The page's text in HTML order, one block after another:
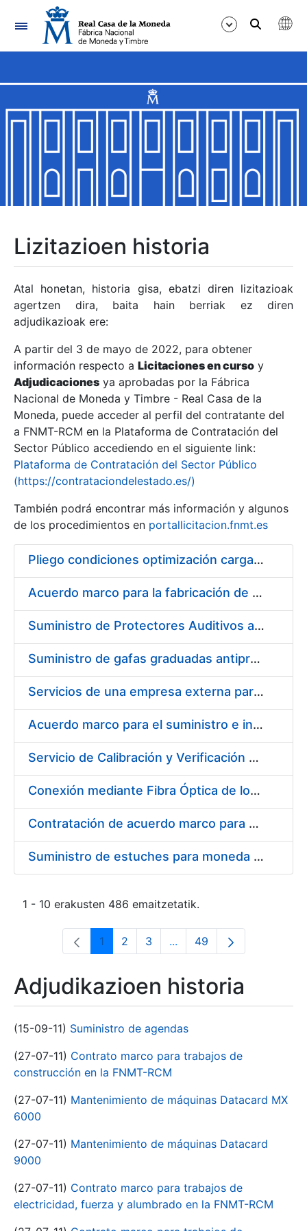
Nabigazioa
Erakutsi/Ezkutatu
Erakutsi/Ezkutatu
Erakutsi/Ezkutatu
Erakutsi/Ezkutatu
Erakutsi/Ezkutatu
Erakutsi/Ezkutatu
Erakutsi/Ezkutatu
Erakutsi/Ezkutatu
Lizitazioen historia
Atal honetan, historia gisa, ebatzi diren lizitazioak
agertzen dira, baita hain berriak ez diren
adjudikazioak ere:
A partir del 3 de mayo de 2022, para obtener
información respecto a Licitaciones en curso y
Adjudicaciones ya aprobadas por la Fábrica
Nacional de Moneda y Timbre - Real Casa de la
Moneda, puede acceder al perfil del contratante del
a FNMT-RCM en la Plataforma de Contratación del
Sector Público accediendo en el siguiente link:
Plataforma de Contratación del Sector Público
(https://contrataciondelestado.es/)
También podrá encontrar más información y algunos
de los procedimientos en portallicitacion.fnmt.es
Pliego condiciones optimización cargas compras firmado
Acuerdo marco para la fabricación de piezas
Suministro de Protectores Auditivos a medida para las personas trabajadoras de los Centros de Trabajo de Madrid y Burgos
Suministro de gafas graduadas antiproyecciones para los trabajadores de la FNMT-RCM en los centros de trabajo de Madrid y Burgos
Servicios de una empresa externa para el asesoramiento y resolución de los recursos de alzada que se presentan relacionados con procesos de selección para la FNMT-RCM
Acuerdo marco para el suministro e instalación de persianas, estores y otros complementos
Servicio de Calibración y Verificación Externa de los Equipos de Medición del Servicio de Prevención de la FNMT-RCM
Conexión mediante Fibra Óptica de los Centros de Proceso de Datos (CPDs) de las sedes de la FNMT-RCM de Burgos y Madrid
Contratación de acuerdo marco para el Suministro de Material de Electricidad para la Fábrica Nacional de Moneda y Timbre-Real Casa de la Moneda en su centro de trabajo de Burgos
Suministro de estuches para moneda de 30 €
1 - 10 erakusten 486 emaitzetatik.
Orrialdea
1 Orrialdea
2 Orrialdea
3 ...Intermediate Pages Use
Orrialdea
49
Adjudikazioen historia
(15-09-11) Suministro de agendas
(27-07-11) Contrato marco para trabajos de
construcción en la FNMT-RCM
(27-07-11) Mantenimiento de máquinas Datacard MX
6000
(27-07-11) Mantenimiento de máquinas Datacard
9000
(27-07-11) Contrato marco para trabajos de
electricidad, fuerza y alumbrado en la FNMT-RCM